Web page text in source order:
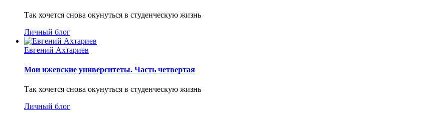
Так хочется снова окунуться в студенческую жизнь
Личный блог
Евгений Ахтариев
Мои ижевские университеты. Часть четвертая
Так хочется снова окунуться в студенческую жизнь
Личный блог